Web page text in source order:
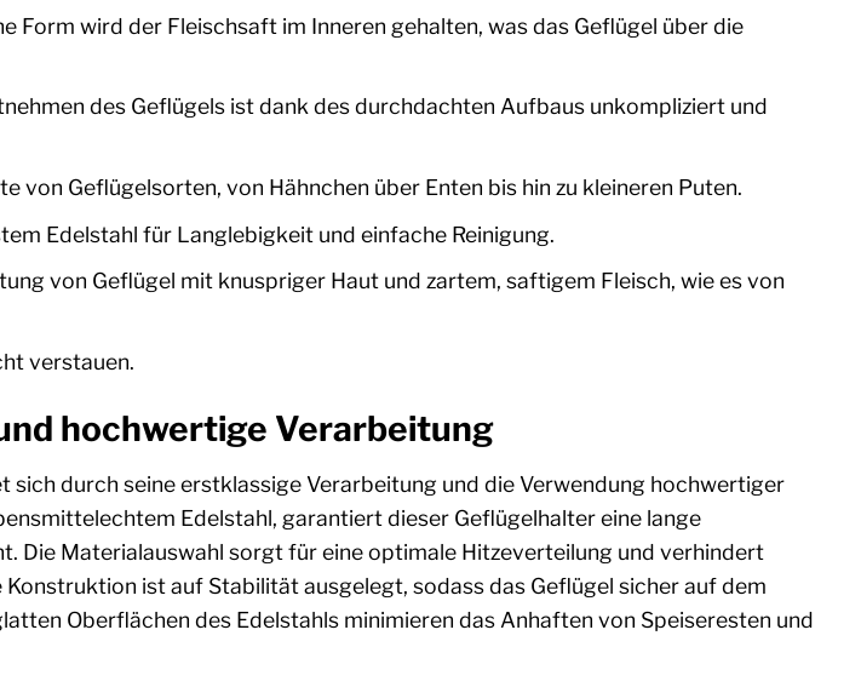
Form wird der Fleischsaft im Inneren gehalten, was das Geflügel über die
des Geflügels ist dank des durchdachten Aufbaus unkompliziert und
von Geflügelsorten, von Hähnchen über Enten bis hin zu kleineren Puten.
Edelstahl für Langlebigkeit und einfache Reinigung.
von Geflügel mit knuspriger Haut und zartem, saftigem Fleisch, wie es von
verstauen.
hochwertige Verarbeitung
sich durch seine erstklassige Verarbeitung und die Verwendung hochwertiger
Edelstahl, garantiert dieser Geflügelhalter eine lange
Die Materialauswahl sorgt für eine optimale Hitzeverteilung und verhindert
ist auf Stabilität ausgelegt, sodass das Geflügel sicher auf dem
Oberflächen des Edelstahls minimieren das Anhaften von Speiseresten und